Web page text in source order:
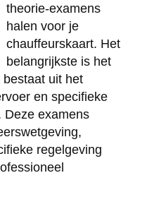
theorie-examens
halen voor je
chauffeurskaart. Het
belangrijkste is het
uit het
en specifieke
Deze examens
regelgeving